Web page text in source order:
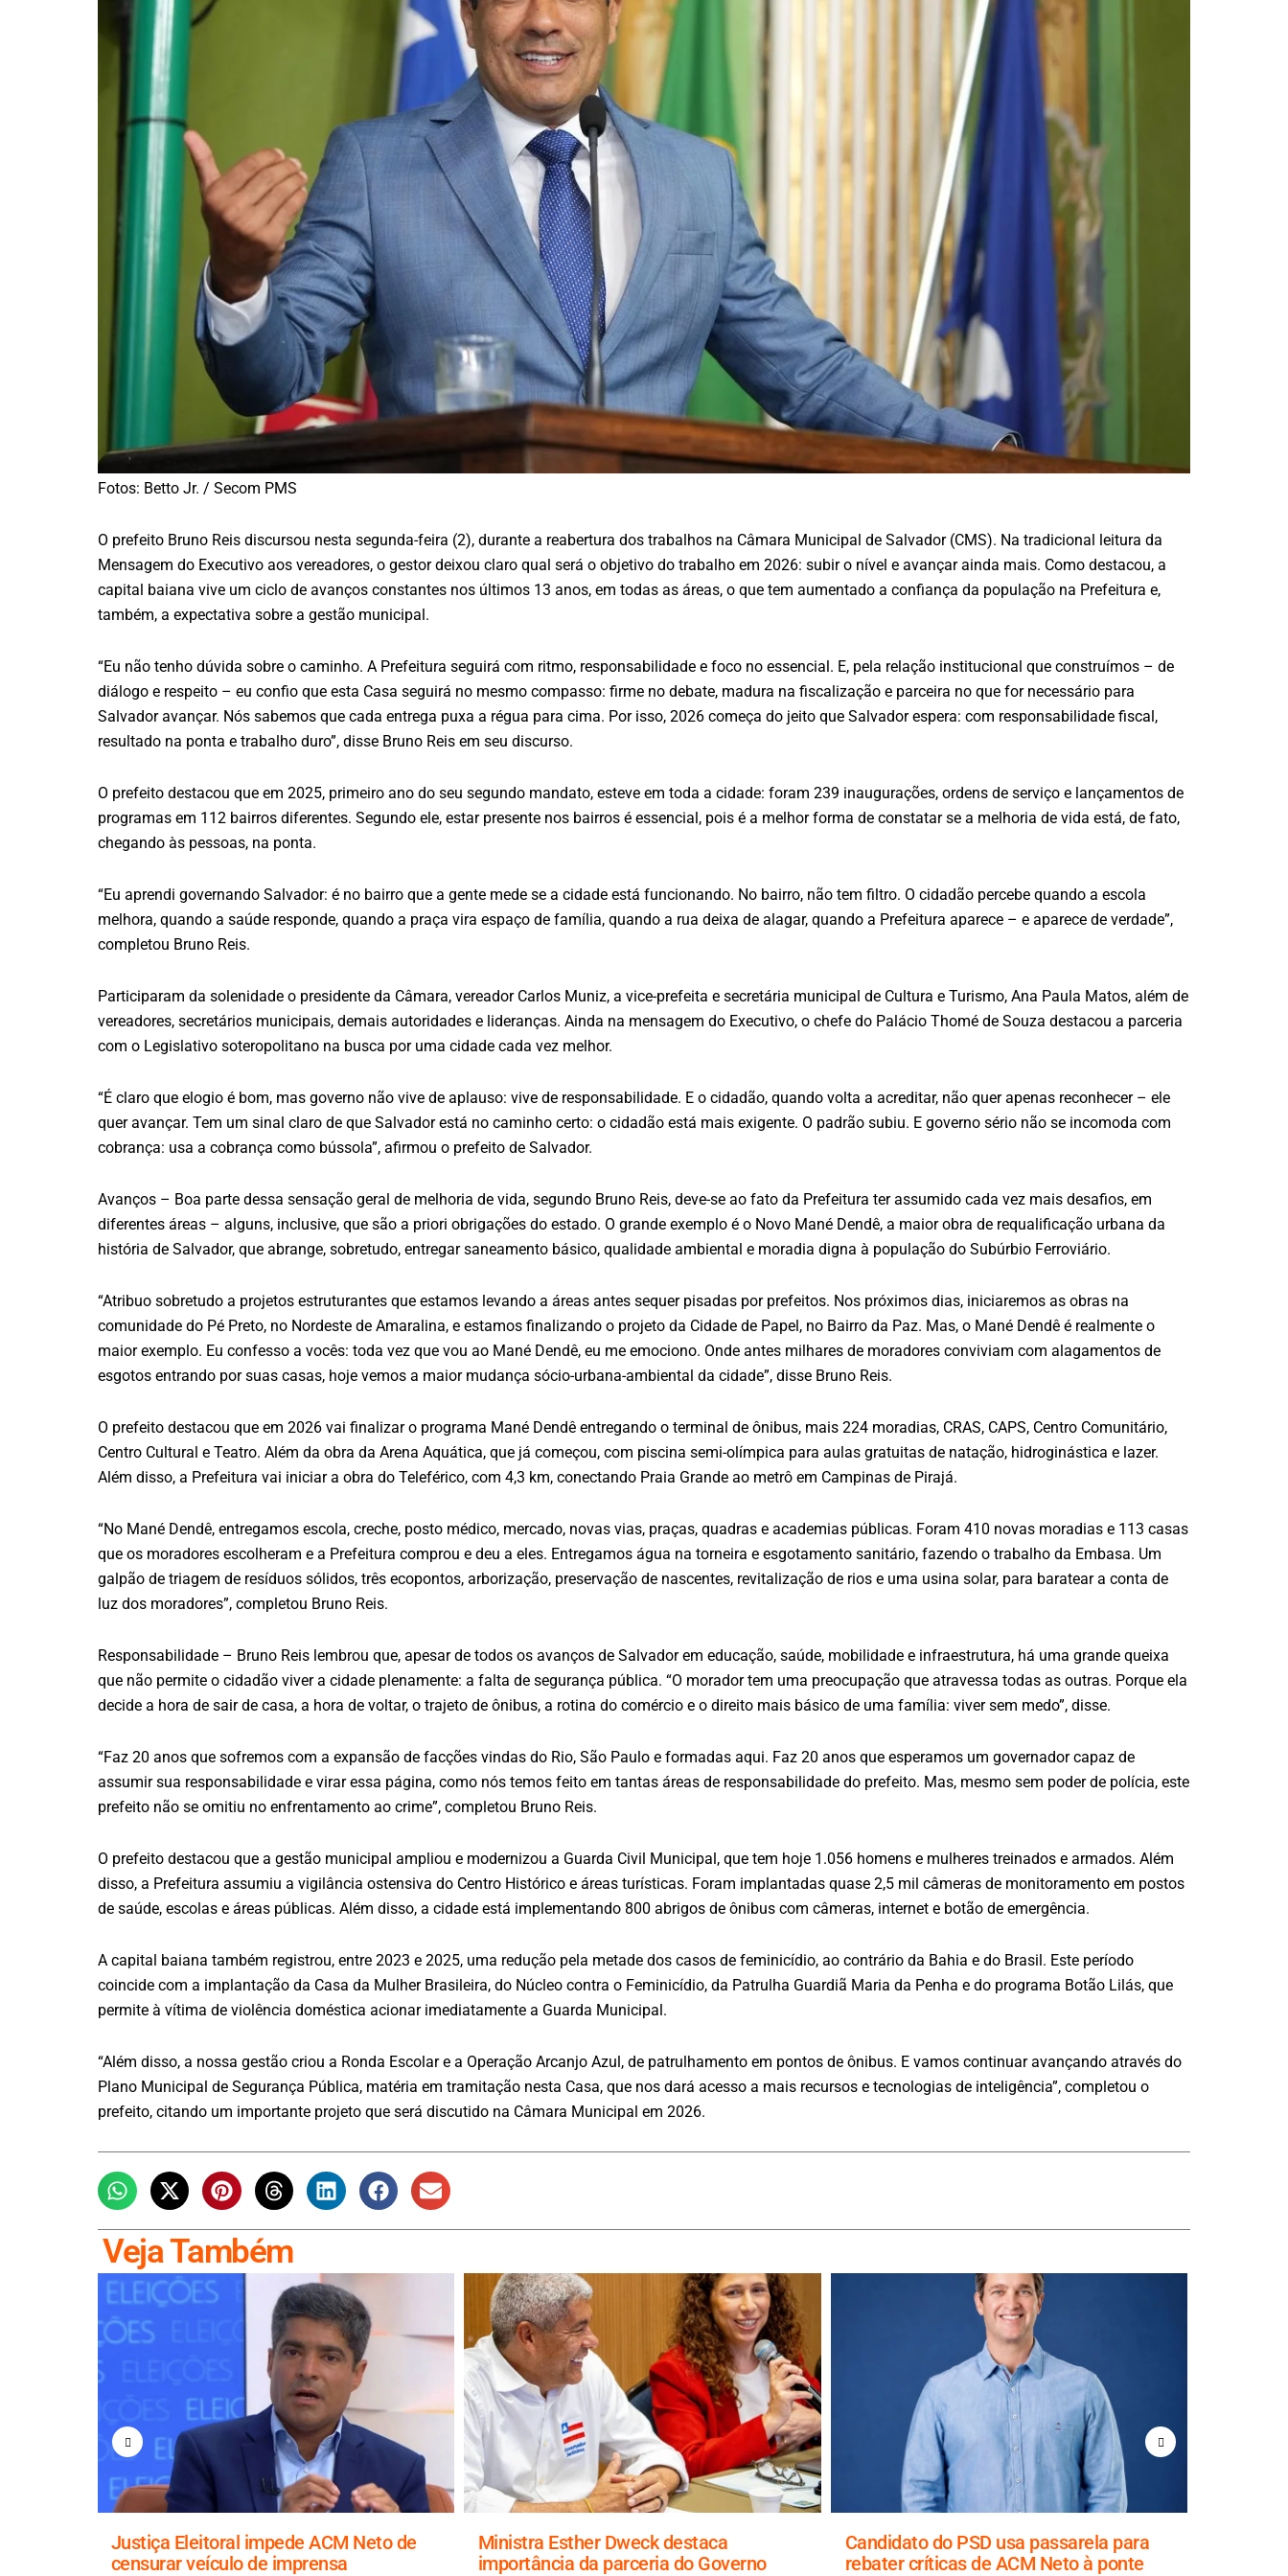
Fotos: Betto Jr. / Secom PMS
O prefeito Bruno Reis discursou nesta segunda-feira (2), durante a reabertura dos trabalhos na Câmara Municipal de Salvador (CMS). Na tradicional leitura da
Mensagem do Executivo aos vereadores, o gestor deixou claro qual será o objetivo do trabalho em 2026: subir o nível e avançar ainda mais. Como destacou, a
capital baiana vive um ciclo de avanços constantes nos últimos 13 anos, em todas as áreas, o que tem aumentado a confiança da população na Prefeitura e,
também, a expectativa sobre a gestão municipal.
“Eu não tenho dúvida sobre o caminho. A Prefeitura seguirá com ritmo, responsabilidade e foco no essencial. E, pela relação institucional que construímos – de
diálogo e respeito – eu confio que esta Casa seguirá no mesmo compasso: firme no debate, madura na fiscalização e parceira no que for necessário para
Salvador avançar. Nós sabemos que cada entrega puxa a régua para cima. Por isso, 2026 começa do jeito que Salvador espera: com responsabilidade fiscal,
resultado na ponta e trabalho duro”, disse Bruno Reis em seu discurso.
O prefeito destacou que em 2025, primeiro ano do seu segundo mandato, esteve em toda a cidade: foram 239 inaugurações, ordens de serviço e lançamentos de
programas em 112 bairros diferentes. Segundo ele, estar presente nos bairros é essencial, pois é a melhor forma de constatar se a melhoria de vida está, de fato,
chegando às pessoas, na ponta.
“Eu aprendi governando Salvador: é no bairro que a gente mede se a cidade está funcionando. No bairro, não tem filtro. O cidadão percebe quando a escola
melhora, quando a saúde responde, quando a praça vira espaço de família, quando a rua deixa de alagar, quando a Prefeitura aparece – e aparece de verdade”,
completou Bruno Reis.
Participaram da solenidade o presidente da Câmara, vereador Carlos Muniz, a vice-prefeita e secretária municipal de Cultura e Turismo, Ana Paula Matos, além de
vereadores, secretários municipais, demais autoridades e lideranças. Ainda na mensagem do Executivo, o chefe do Palácio Thomé de Souza destacou a parceria
com o Legislativo soteropolitano na busca por uma cidade cada vez melhor.
“É claro que elogio é bom, mas governo não vive de aplauso: vive de responsabilidade. E o cidadão, quando volta a acreditar, não quer apenas reconhecer – ele
quer avançar. Tem um sinal claro de que Salvador está no caminho certo: o cidadão está mais exigente. O padrão subiu. E governo sério não se incomoda com
cobrança: usa a cobrança como bússola”, afirmou o prefeito de Salvador.
Avanços – Boa parte dessa sensação geral de melhoria de vida, segundo Bruno Reis, deve-se ao fato da Prefeitura ter assumido cada vez mais desafios, em
diferentes áreas – alguns, inclusive, que são a priori obrigações do estado. O grande exemplo é o Novo Mané Dendê, a maior obra de requalificação urbana da
história de Salvador, que abrange, sobretudo, entregar saneamento básico, qualidade ambiental e moradia digna à população do Subúrbio Ferroviário.
“Atribuo sobretudo a projetos estruturantes que estamos levando a áreas antes sequer pisadas por prefeitos. Nos próximos dias, iniciaremos as obras na
comunidade do Pé Preto, no Nordeste de Amaralina, e estamos finalizando o projeto da Cidade de Papel, no Bairro da Paz. Mas, o Mané Dendê é realmente o
maior exemplo. Eu confesso a vocês: toda vez que vou ao Mané Dendê, eu me emociono. Onde antes milhares de moradores conviviam com alagamentos de
esgotos entrando por suas casas, hoje vemos a maior mudança sócio-urbana-ambiental da cidade”, disse Bruno Reis.
O prefeito destacou que em 2026 vai finalizar o programa Mané Dendê entregando o terminal de ônibus, mais 224 moradias, CRAS, CAPS, Centro Comunitário,
Centro Cultural e Teatro. Além da obra da Arena Aquática, que já começou, com piscina semi-olímpica para aulas gratuitas de natação, hidroginástica e lazer.
Além disso, a Prefeitura vai iniciar a obra do Teleférico, com 4,3 km, conectando Praia Grande ao metrô em Campinas de Pirajá.
“No Mané Dendê, entregamos escola, creche, posto médico, mercado, novas vias, praças, quadras e academias públicas. Foram 410 novas moradias e 113 casas
que os moradores escolheram e a Prefeitura comprou e deu a eles. Entregamos água na torneira e esgotamento sanitário, fazendo o trabalho da Embasa. Um
galpão de triagem de resíduos sólidos, três ecopontos, arborização, preservação de nascentes, revitalização de rios e uma usina solar, para baratear a conta de
luz dos moradores”, completou Bruno Reis.
Responsabilidade – Bruno Reis lembrou que, apesar de todos os avanços de Salvador em educação, saúde, mobilidade e infraestrutura, há uma grande queixa
que não permite o cidadão viver a cidade plenamente: a falta de segurança pública. “O morador tem uma preocupação que atravessa todas as outras. Porque ela
decide a hora de sair de casa, a hora de voltar, o trajeto de ônibus, a rotina do comércio e o direito mais básico de uma família: viver sem medo”, disse.
“Faz 20 anos que sofremos com a expansão de facções vindas do Rio, São Paulo e formadas aqui. Faz 20 anos que esperamos um governador capaz de
assumir sua responsabilidade e virar essa página, como nós temos feito em tantas áreas de responsabilidade do prefeito. Mas, mesmo sem poder de polícia, este
prefeito não se omitiu no enfrentamento ao crime”, completou Bruno Reis.
O prefeito destacou que a gestão municipal ampliou e modernizou a Guarda Civil Municipal, que tem hoje 1.056 homens e mulheres treinados e armados. Além
disso, a Prefeitura assumiu a vigilância ostensiva do Centro Histórico e áreas turísticas. Foram implantadas quase 2,5 mil câmeras de monitoramento em postos
de saúde, escolas e áreas públicas. Além disso, a cidade está implementando 800 abrigos de ônibus com câmeras, internet e botão de emergência.
A capital baiana também registrou, entre 2023 e 2025, uma redução pela metade dos casos de feminicídio, ao contrário da Bahia e do Brasil. Este período
coincide com a implantação da Casa da Mulher Brasileira, do Núcleo contra o Feminicídio, da Patrulha Guardiã Maria da Penha e do programa Botão Lilás, que
permite à vítima de violência doméstica acionar imediatamente a Guarda Municipal.
“Além disso, a nossa gestão criou a Ronda Escolar e a Operação Arcanjo Azul, de patrulhamento em pontos de ônibus. E vamos continuar avançando através do
Plano Municipal de Segurança Pública, matéria em tramitação nesta Casa, que nos dará acesso a mais recursos e tecnologias de inteligência”, completou o
prefeito, citando um importante projeto que será discutido na Câmara Municipal em 2026.
Veja Também
Justiça Eleitoral impede ACM Neto de
censurar veículo de imprensa
Ministra Esther Dweck destaca
importância da parceria do Governo
Candidato do PSD usa passarela para
rebater críticas de ACM Neto à ponte